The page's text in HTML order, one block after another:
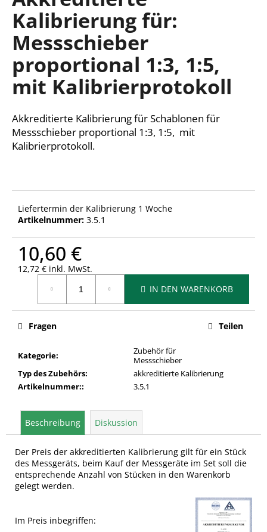
0,0
von
5
Sternen.
Kalibrierung für:
Messschieber
proportional 1:3, 1:5,
mit Kalibrierprotokoll
Akkreditierte Kalibrierung für Schablonen für
Messschieber proportional 1:3, 1:5, mit
Kalibrierprotokoll.
Liefertermin der Kalibrierung 1 Woche
Artikelnummer: 3.5.1
10,60 €
12,72 € inkl. MwSt.
IN DEN WARENKORB
Kategorie:
Zubehör für
Messschieber
Typ des Zubehörs:
akkreditierte Kalibrierung
Artikelnummer:: 3.5.1
Fragen Teilen
Beschreibung Diskussion
Der Preis der akkreditierten Kalibrierung gilt für ein Stück
des Messgeräts, beim Kauf der Messgeräte im Set soll die
entsprechende Anzahl von Stücken in den Warenkorb
gelegt werden.
Im Preis inbegriffen:
SUCHEN
W
r
e
m
e
h
n